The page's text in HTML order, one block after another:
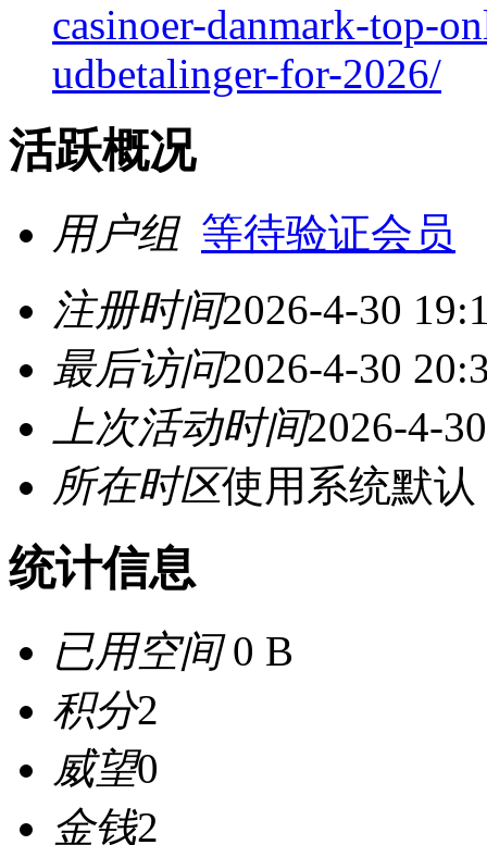
casinoer-danmark-top-
udbetalinger-for-2026/
活跃概况
用户组 等待验证会员
注册时间2026-4-30
最后访问2026-4-30
上次活动时间2026-4-
所在时区使用系统默认
统计信息
已用空间0 B
积分2
威望0
金钱2